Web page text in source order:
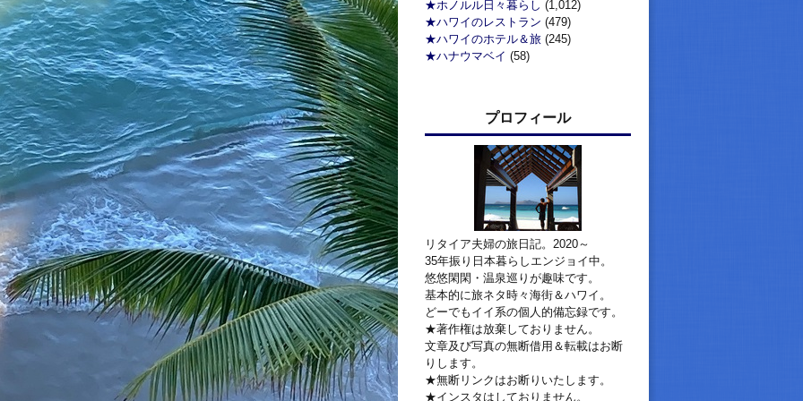
★ホノルル日々暮らし (1,012)
★ハワイのレストラン (479)
★ハワイのホテル＆旅 (245)
★ハナウマベイ (58)
プロフィール
リタイア夫婦の旅日記。2020～
35年振り日本暮らしエンジョイ中。
悠悠閑閑・温泉巡りが趣味です。
基本的に旅ネタ時々海街＆ハワイ。
どーでもイイ系の個人的備忘録です。
★著作権は放棄しておりません。
文章及び写真の無断借用＆転載はお断
りします。
★無断リンクはお断りいたします。
★インスタはしておりません。